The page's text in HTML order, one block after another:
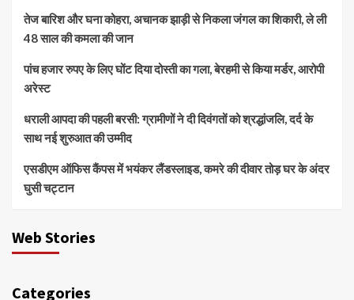
तेज बारिश और घना कोहरा, अचानक झाड़ी से निकला जंगल का शिकारी, ले ली
48 साल की कमला की जान
पांच हजार रुपए के लिए घोंट दिया दोस्ती का गला, बेरहमी से किया मर्डर, आरोपी
अरेस्ट
धराली आपदा की पहली बरसी: ग्रामीणों ने दी दिवंगतों को श्रद्धांजलि, दर्द के
साथ नई शुरुआत की उम्मीद
एसडीएम ऑफिस कैंपस में भयंकर लैंडस्लाइड, कमरे की दीवार तोड़ घर के अंदर
घुसी चट्टान
Web Stories
Categories